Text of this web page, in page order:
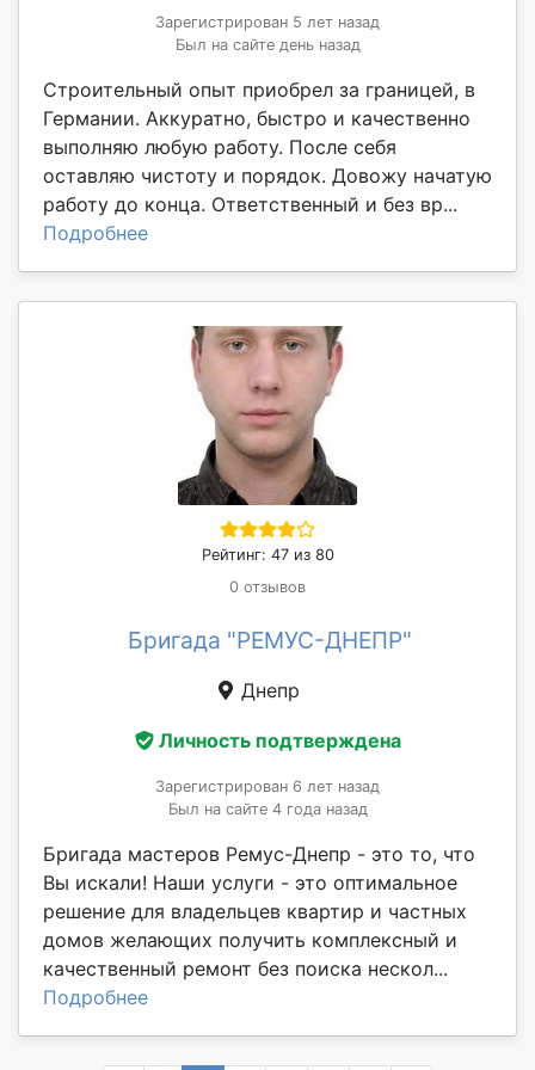
Зарегистрирован 5 лет назад
Был на сайте день назад
Строительный опыт приобрел за границей, в
Германии. Аккуратно, быстро и качественно
выполняю любую работу. После себя
оставляю чистоту и порядок. Довожу начатую
работу до конца. Ответственный и без вр...
Подробнее
Рейтинг: 47 из 80
0 отзывов
Бригада "РЕМУС-ДНЕПР"
Днепр
Личность подтверждена
Зарегистрирован 6 лет назад
Был на сайте 4 года назад
Бригада мастеров Ремус-Днепр - это то, что
Вы искали! Наши услуги - это оптимальное
решение для владельцев квартир и частных
домов желающих получить комплексный и
качественный ремонт без поиска нескол...
Подробнее